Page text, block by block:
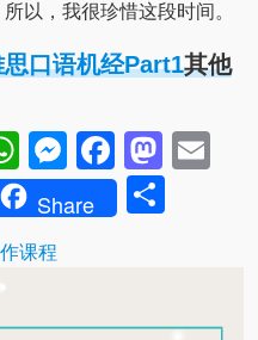
以，我很珍惜这段时间。
口语机经Part1其他
WhatsApp
Messenger
Share